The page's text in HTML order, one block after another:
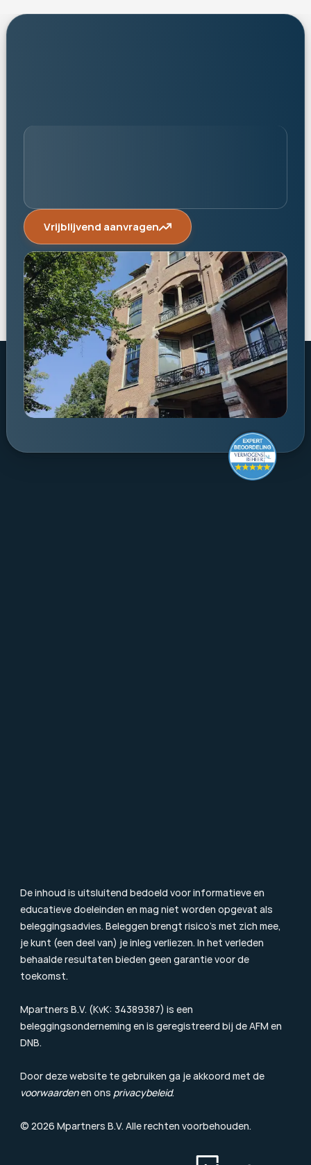
Vrijblijvend aanvragen
Cookiebeleid
De inhoud is uitsluitend bedoeld voor informatieve en
educatieve doeleinden en mag niet worden opgevat als
beleggingsadvies. Beleggen brengt risico’s met zich mee,
je kunt (een deel van) je inleg verliezen. In het verleden
behaalde resultaten bieden geen garantie voor de
toekomst.
Mpartners B.V. (KvK: 34389387) is een
beleggingsonderneming en is geregistreerd bij de AFM en
DNB.
voorwaarden en ons privacybeleid.
© 2026 Mpartners B.V. Alle rechten voorbehouden.